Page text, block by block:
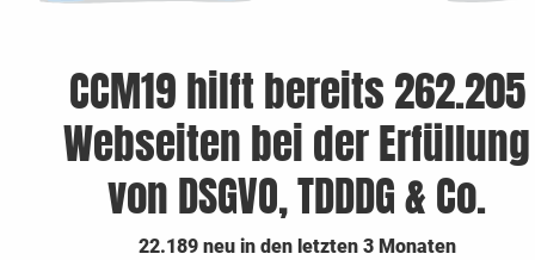
CCM19 hilft bereits 262.205
Webseiten bei der Erfüllung
von DSGVO, TDDDG & Co.
22.189 neu in den letzten 3 Monaten